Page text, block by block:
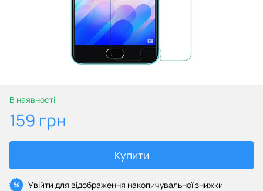
В наявності
159 грн
Купити
% Увійти для відображення накопичувальної знижки